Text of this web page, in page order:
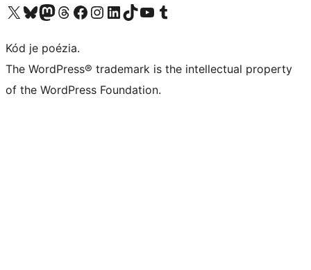
Navštívte náš účet na X (predtým Twitter)
Navštívte náš účet na platforme Bluesky
Navštívte náš účet na Mastodone
Navštívte náš účet na platforme Threads
Navštívte našu stránku na Facebooku
Navštívte náš účet Instagram
Navštívte náš účet LinkedIn
Navštívte náš účet na platforme TikTok
Navštívte náš kanál YouTube
Navštívte náš účet na platforme Tumblr
Kód je poézia.
The WordPress® trademark is the intellectual property
of the WordPress Foundation.